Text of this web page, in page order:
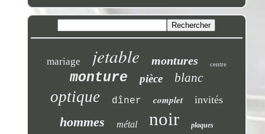
mariage jetable montures centre
monture pièce blanc
optique dîner complet invités
hommes métal noir plaques